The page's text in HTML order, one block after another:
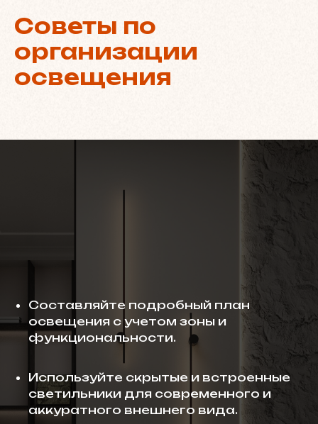
Советы по
организации
освещения
Составляйте подробный план
освещения с учетом зоны и
функциональности.
Используйте скрытые и встроенные
светильники для современного и
аккуратного внешнего вида.